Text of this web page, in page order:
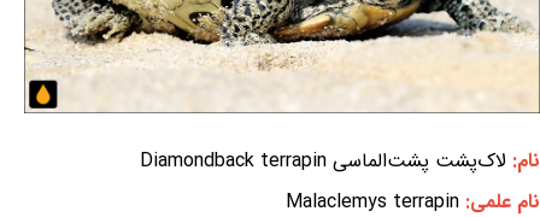
نام: لاک‌پشت پشت‌الماسی Diamondback terrapin
نام علمی: Malaclemys terrapin